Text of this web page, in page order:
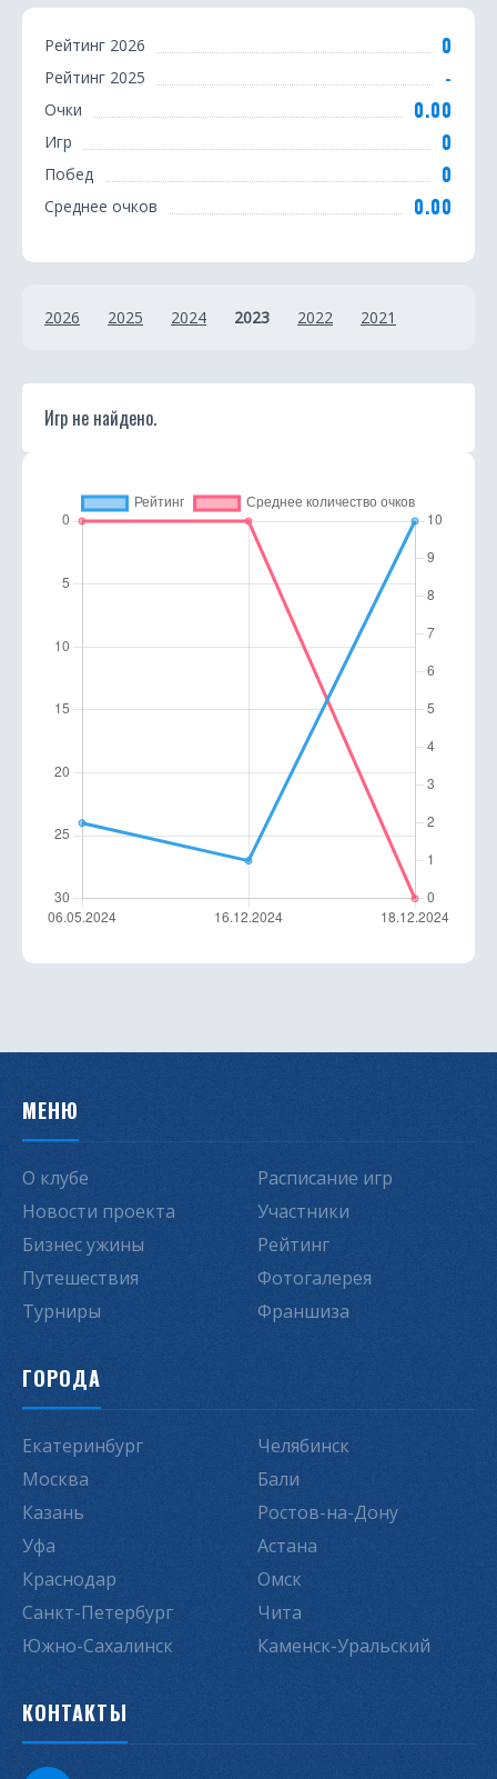
С
т
а
Рейтинг 2026 0
Рейтинг 2025 -
Очки 0.00
Игр 0
Побед 0
Среднее очков 0.00
2026 2025 2024 2023 2022 2021
Игр не найдено.
МЕНЮ
О клубе
Новости проекта
Бизнес ужины
Путешествия
Турниры
Расписание игр
Участники
Рейтинг
Фотогалерея
Франшиза
ГОРОДА
Екатеринбург
Москва
Казань
Уфа
Краснодар
Санкт-Петербург
Южно-Сахалинск
Челябинск
Бали
Ростов-на-Дону
Астана
Омск
Чита
Каменск-Уральский
КОНТАКТЫ